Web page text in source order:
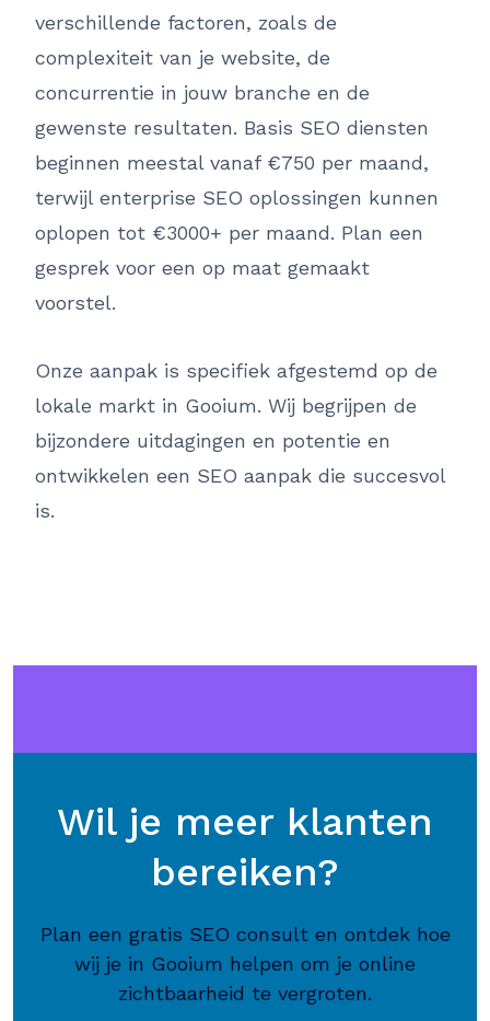
verschillende factoren, zoals de
complexiteit van je website, de
concurrentie in jouw branche en de
gewenste resultaten. Basis SEO diensten
beginnen meestal vanaf €750 per maand,
terwijl enterprise SEO oplossingen kunnen
oplopen tot €3000+ per maand. Plan een
gesprek voor een op maat gemaakt
voorstel.
Onze aanpak is specifiek afgestemd op de
lokale markt in Gooium. Wij begrijpen de
bijzondere uitdagingen en potentie en
ontwikkelen een SEO aanpak die succesvol
is.
Wil je meer klanten
bereiken?
Plan een gratis SEO consult en ontdek hoe
wij je in Gooium helpen om je online
zichtbaarheid te vergroten.